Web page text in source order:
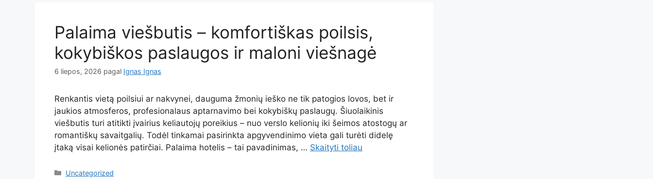
Palaima viešbutis – komfortiškas poilsis,
kokybiškos paslaugos ir maloni viešnagė
6 liepos, 2026 pagal Ignas Ignas
Renkantis vietą poilsiui ar nakvynei, dauguma žmonių ieško ne tik patogios lovos, bet ir
jaukios atmosferos, profesionalaus aptarnavimo bei kokybiškų paslaugų. Šiuolaikinis
viešbutis turi atitikti įvairius keliautojų poreikius – nuo verslo kelionių iki šeimos atostogų ar
romantiškų savaitgalių. Todėl tinkamai pasirinkta apgyvendinimo vieta gali turėti didelę
įtaką visai kelionės patirčiai. Palaima hotelis – tai pavadinimas, … Skaityti toliau
Kategorijos
Uncategorized